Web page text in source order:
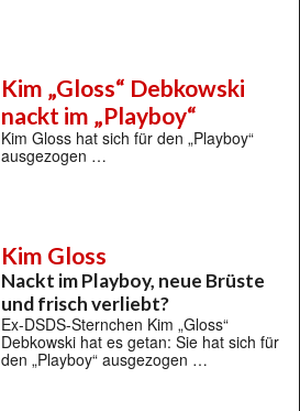
Kim „Gloss“ Debkowski
nackt im „Playboy“
Kim Gloss hat sich für den „Playboy“
ausgezogen …
Kim Gloss
Nackt im Playboy, neue Brüste
und frisch verliebt?
Ex-DSDS-Sternchen Kim „Gloss“
Debkowski hat es getan: Sie hat sich für
den „Playboy“ ausgezogen …